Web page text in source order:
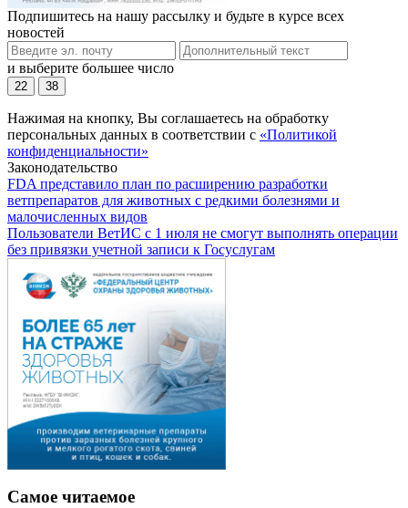
Подпишитесь на нашу рассылку и будьте в курсе всех
новостей
и выберите большее число
22 38
Нажимая на кнопку, Вы соглашаетесь на обработку
персональных данных в соответствии с «Политикой
конфиденциальности»
Законодательство
FDA представило план по расширению разработки
ветпрепаратов для животных с редкими болезнями и
малочисленных видов
Пользователи ВетИС с 1 июля не смогут выполнять операции
без привязки учетной записи к Госуслугам
Самое читаемое